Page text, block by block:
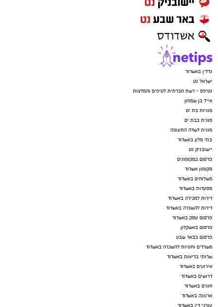
נדל"ן באשדוד
ישראל נט
נטיפס - רשת חברתית לטיפים והמלצות
אייל בן שמחון
מוניות בת ים
מונית בבת ים
מונית לשדה התעופה
בתי מלון באשדוד
יישובניק נט
פרסום במקומונים
מקומון אשדוד
משלוחים באשדוד
מסעדות באשדוד
דירות למכירה באשדוד
דירות להשכרה באשדוד
פרסום עסק באשדוד
פרסום באשקלון
פרסום בבאר שבע
משרדים וחנויות להשכרה באשדוד
שרותי בריאות באשדוד
אירועים באשדוד
דרושים באשדוד
חוגים באשדוד
ארנונה באשדוד
עורכי דין באשדוד